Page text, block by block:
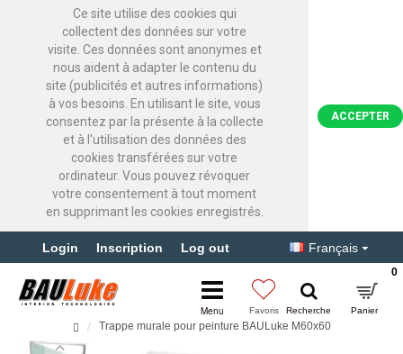
Ce site utilise des cookies qui
collectent des données sur votre
visite. Ces données sont anonymes et
nous aident à adapter le contenu du
site (publicités et autres informations)
à vos besoins. En utilisant le site, vous
consentez par la présente à la collecte
et à l'utilisation des données des
cookies transférées sur votre
ordinateur. Vous pouvez révoquer
votre consentement à tout moment
en supprimant les cookies enregistrés.
ACCEPTER
Login Inscription Log out Français
0
Trappe murale pour peinture BAULuke M60x60